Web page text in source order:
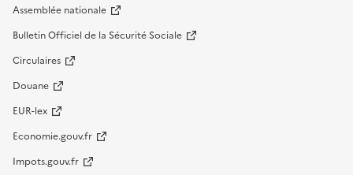
Assemblée nationale
Bulletin Officiel de la Sécurité Sociale
Circulaires
Douane
EUR-lex
Economie.gouv.fr
Impots.gouv.fr